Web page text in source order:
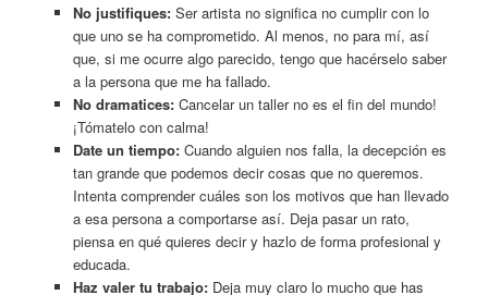
No justifiques:Ser artista no significa no cumplir con lo
que uno se ha comprometido. Al menos, no para mí, así
que, si me ocurre algo parecido, tengo que hacérselo saber
a la persona que me ha fallado.
No dramatices:Cancelar un taller no es el fin del mundo!
¡Tómatelo con calma!
Date un tiempo:Cuando alguien nos falla, la decepción es
tan grande que podemos decir cosas que no queremos.
Intenta comprender cuáles son los motivos que han llevado
a esa persona a comportarse así. Deja pasar un rato,
piensa en qué quieres decir y hazlo de forma profesional y
educada.
Haz valer tu trabajo:Deja muy claro lo mucho que has